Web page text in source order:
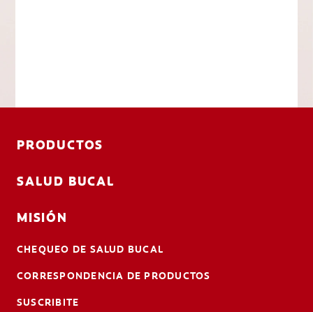
PRODUCTOS
SALUD BUCAL
MISIÓN
CHEQUEO DE SALUD BUCAL
CORRESPONDENCIA DE PRODUCTOS
SUSCRIBITE